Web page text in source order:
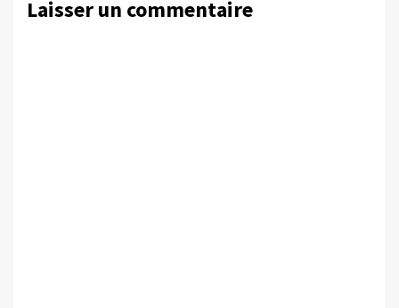
Laisser un commentaire